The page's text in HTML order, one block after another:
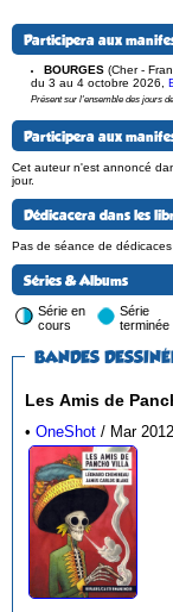
Participera aux
BOURGES (Cher -
du 3 au 4 octobre 2026
Présent sur l'ensemble des jours
Participera aux
Cet auteur n'est annoncé
jour.
Dédicacera dans les
Pas de séance de
Séries & Albums
Série en
cours
Série
terminée
BANDES
•OneShot